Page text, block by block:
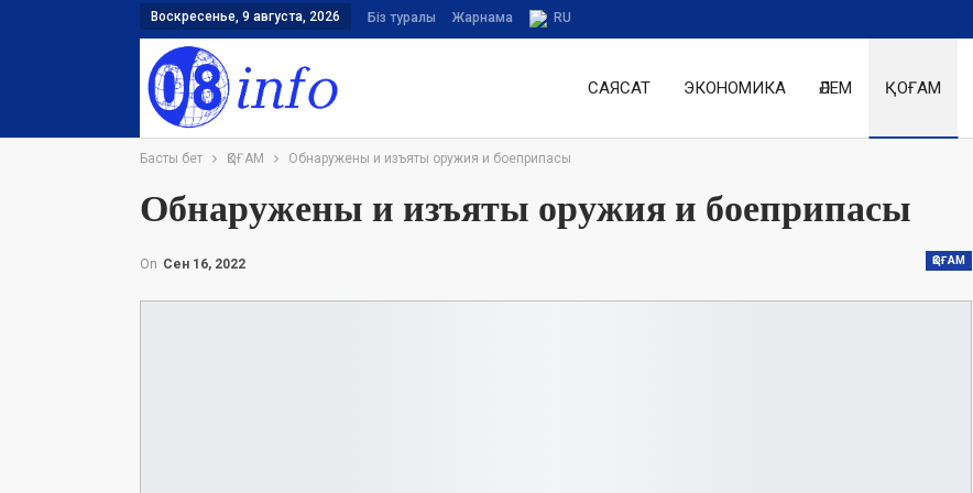
Воскресенье, 9 августа, 2026 Біз туралы Жарнама RU
САЯСАТ ЭКОНОМИКА ӘЛЕМ ҚОҒАМ
Басты бет ҚОҒАМ Обнаружены и изъяты оружия и боеприпасы
Обнаружены и изъяты оружия и боеприпасы
ҚОҒАМ
On Сен 16, 2022